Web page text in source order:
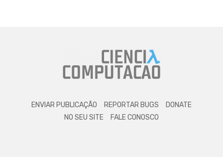
ENVIAR PUBLICAÇÃO REPORTAR BUGS
DONATE
NO SEU SITE
FALE CONOSCO